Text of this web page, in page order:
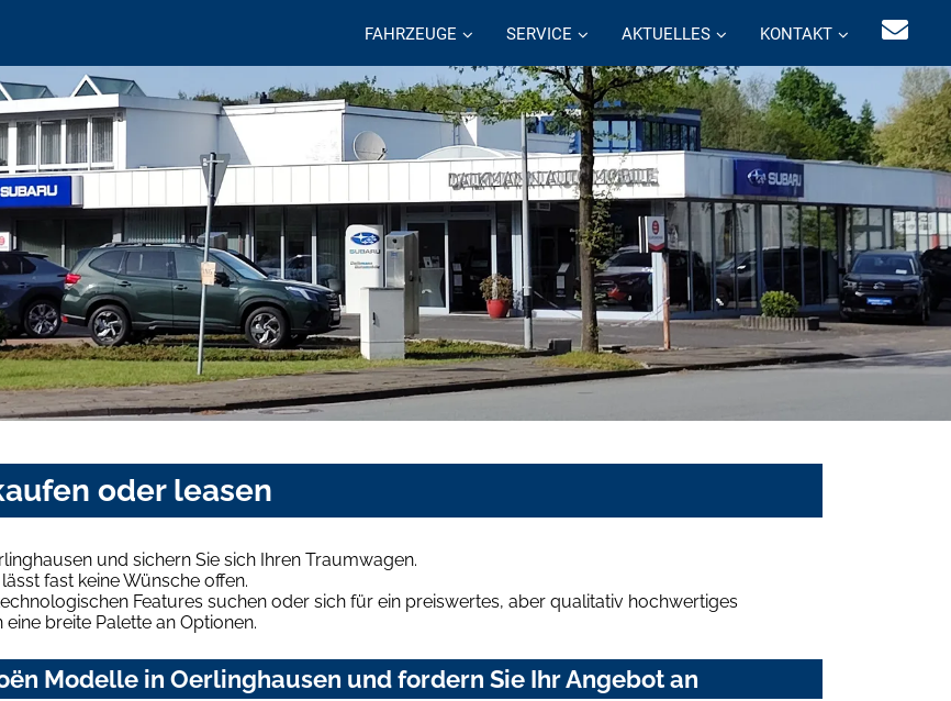
FAHRZEUGE SERVICE AKTUELLES KONTAKT
oder leasen
und sichern Sie sich Ihren Traumwagen.
fast keine Wünsche offen.
Features suchen oder sich für ein preiswertes, aber qualitativ hochwertiges
breite Palette an Optionen.
Modelle in Oerlinghausen und fordern Sie Ihr Angebot an